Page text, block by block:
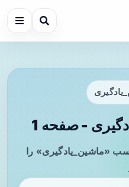
- صفحه 1
«ماشین_یادگیری» را